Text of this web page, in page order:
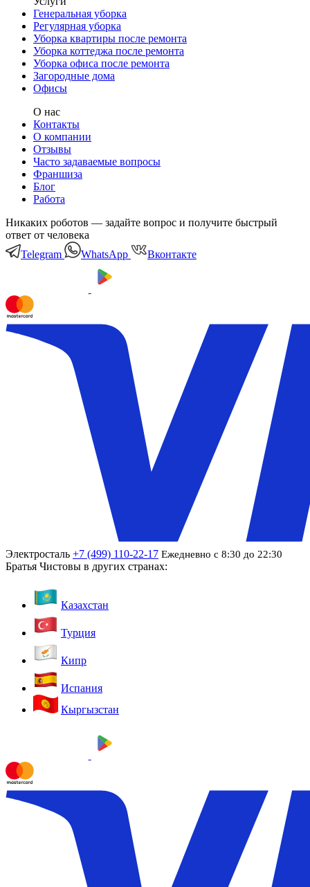
Генеральная уборка
Регулярная уборка
Уборка квартиры после ремонта
Уборка коттеджа после ремонта
Уборка офиса после ремонта
Загородные дома
Офисы
О нас
Контакты
О компании
Отзывы
Часто задаваемые вопросы
Франшиза
Блог
Работа
Никаких роботов — задайте вопрос и получите быстрый
ответ от человека
Telegram
WhatsApp Вконтакте
Электросталь +7 (499) 110-22-17 Ежедневно с 8:30 до 22:30
Братья Чистовы в других странах:
Казахстан
Турция
Кипр
Испания
Кыргызстан